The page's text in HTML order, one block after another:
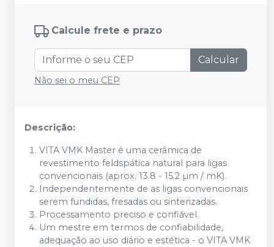
Calcule frete e prazo
Calcular
Não sei o meu CEP
Descrição:
VITA VMK Master é uma cerâmica de
revestimento feldspática natural para ligas
convencionais (aprox. 13.8 - 15.2 µm / mK).
Independentemente de as ligas convencionais
serem fundidas, fresadas ou sinterizadas.
Processamento preciso e confiável.
Um mestre em termos de confiabilidade,
adequação ao uso diário e estética - o VITA VMK